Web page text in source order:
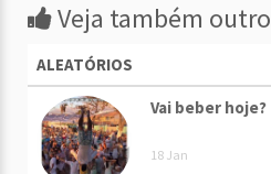
Veja também
ALEATÓRIOS
Vai beber hoje?
18 Jan